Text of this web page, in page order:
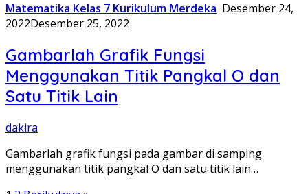
Matematika Kelas 7 Kurikulum Merdeka Desember 24,
2022Desember 25, 2022
Gambarlah Grafik Fungsi
Menggunakan Titik Pangkal O dan
Satu Titik Lain
dakira
Gambarlah grafik fungsi pada gambar di samping
menggunakan titik pangkal O dan satu titik lain…